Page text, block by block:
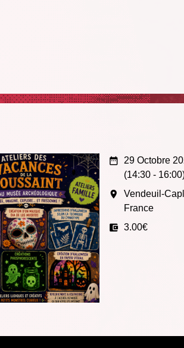
date_range
29 Octobre
(14:30 -
room
Vendeuil-
France
account_balance_wallet 3.00€